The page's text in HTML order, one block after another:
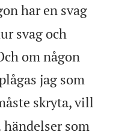
har en svag
svag och
om någon
jag som
skryta, vill
händelser som